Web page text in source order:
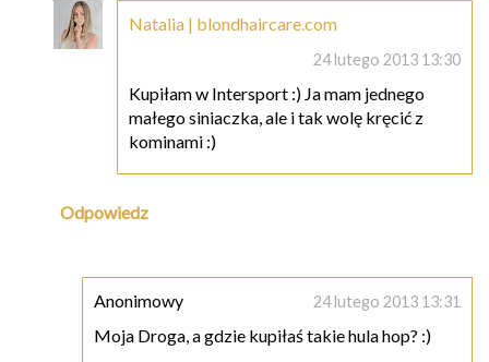
Natalia | blondhaircare.com
24 lutego 2013 13:30
Kupiłam w Intersport :) Ja mam jednego
małego siniaczka, ale i tak wolę kręcić z
kominami :)
Odpowiedz
Anonimowy 24 lutego 2013 13:31
Moja Droga, a gdzie kupiłaś takie hula hop? :)